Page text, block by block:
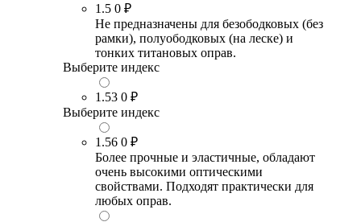
1.5 0 ₽
Не предназначены для безободковых (без
рамки), полуободковых (на леске) и
тонких титановых оправ.
Выберите индекс
1.53 0 ₽
Выберите индекс
1.56 0 ₽
Более прочные и эластичные, обладают
очень высокими оптическими
свойствами. Подходят практически для
любых оправ.